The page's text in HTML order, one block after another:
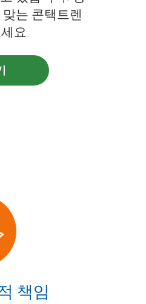
는 콘택트렌
요.
책임